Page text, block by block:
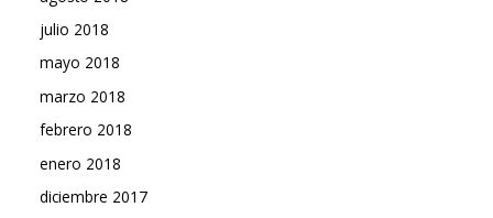
julio 2018
mayo 2018
marzo 2018
febrero 2018
enero 2018
diciembre 2017